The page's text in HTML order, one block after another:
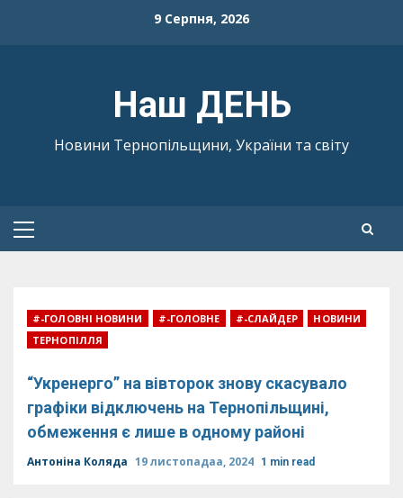
9 Серпня, 2026
Наш ДЕНЬ
Новини Тернопільщини, України та світу
Primary
#-ГОЛОВНІ НОВИНИ #-ГОЛОВНЕ #-СЛАЙДЕР
НОВИНИ
ТЕРНОПІЛЛЯ
“Укренерго” на вівторок знову скасувало
графіки відключень на Тернопільщині,
обмеження є лише в одному районі
Антоніна Коляда 19 листопадаа, 2024 1 min read